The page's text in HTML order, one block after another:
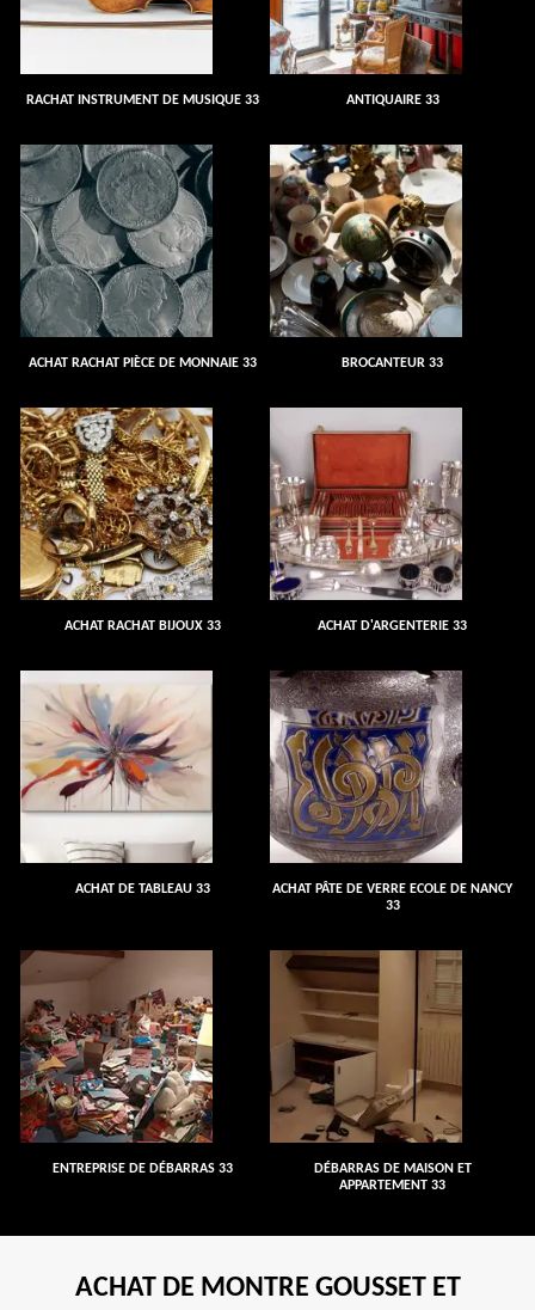
RACHAT INSTRUMENT DE MUSIQUE 33 ANTIQUAIRE 33
ACHAT RACHAT PIÈCE DE MONNAIE 33 BROCANTEUR 33
ACHAT RACHAT BIJOUX 33 ACHAT D'ARGENTERIE 33
ACHAT DE TABLEAU 33
ACHAT PÂTE DE VERRE ECOLE DE NANCY
33
ENTREPRISE DE DÉBARRAS 33
DÉBARRAS DE MAISON ET
APPARTEMENT 33
ACHAT DE MONTRE GOUSSET ET